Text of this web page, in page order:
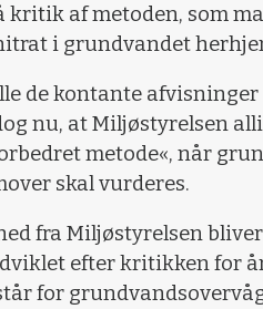
kritik af metoden, som
i grundvandet
de kontante
nu, at Miljøstyrelsen
metode«, når
skal vurderes.
fra Miljøstyrelsen
efter kritikken for
for